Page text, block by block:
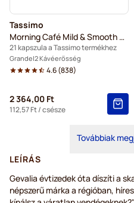
Tassimo
Morning Café Mild & Smooth XL
21 kapszula a Tassimo termékhez
Grande 2 Kávéerősség
4.6(838)
2 364,00 Ft
112,57 Ft/ csésze
Továbbiak
LEÍRÁS
Gevalia évtizedek óta díszíti a
népszerű márka a régióban,